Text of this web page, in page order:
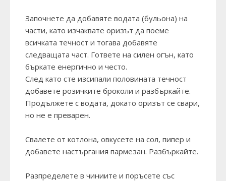
Започнете да добавяте водата (бульона) на
части, като изчаквате оризът да поеме
всичката течност и тогава добавяте
следващата част. Гответе на силен огън, като
бъркате енергично и често.
След като сте изсипали половината течност
добавете розичките броколи и разбъркайте.
Продължете с водата, докато оризът се свари,
но не е преварен.
Свалете от котлона, овкусете на сол, пипер и
добавете настъргания пармезан. Разбъркайте.
Разпределете в чиниите и поръсете със